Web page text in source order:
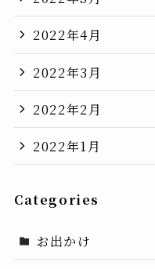
2022年4月
2022年3月
2022年2月
2022年1月
Categories
お出かけ